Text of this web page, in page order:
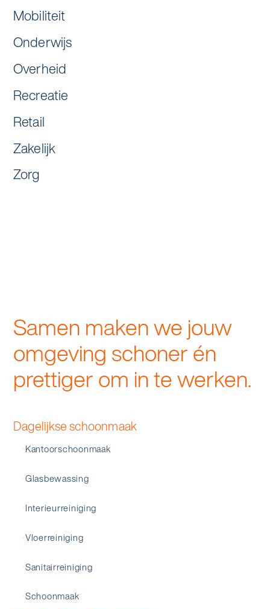
Mobiliteit
Onderwijs
Overheid
Recreatie
Retail
Zakelijk
Zorg
Samen maken we jouw
omgeving schoner én
prettiger om in te werken.
Dagelijkse schoonmaak
Kantoorschoonmaak
Glasbewassing
Interieurreiniging
Vloerreiniging
Sanitairreiniging
Schoonmaak